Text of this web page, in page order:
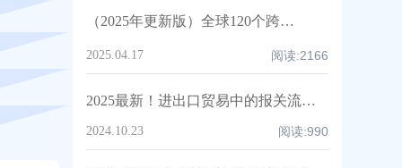
（2025年更新版）全球120个跨境电商平台大汇总，附入驻要求、注册门槛和适合品类！
2025.04.17 阅读:2166
2025最新！进出口贸易中的报关流程详解，收藏这一篇就够了！
2024.10.23 阅读:990